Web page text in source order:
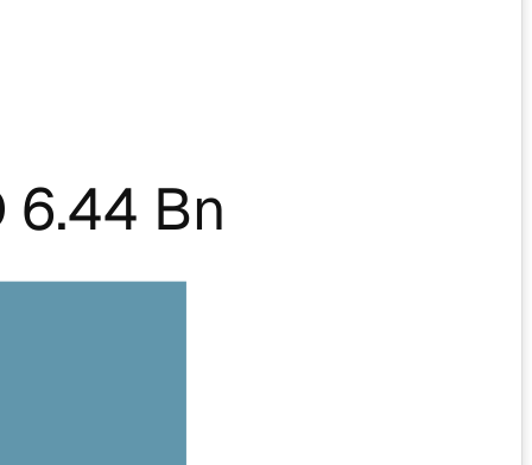
6.44 Bn